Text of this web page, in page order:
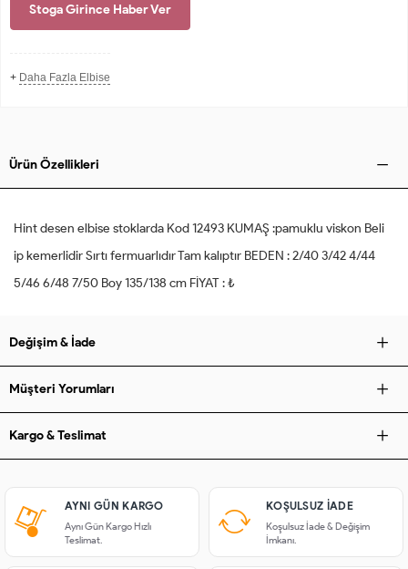
Stoga Girince Haber Ver
+ Daha Fazla Elbise
Ürün Özellikleri
Hint desen elbise stoklarda Kod 12493 KUMAŞ :pamuklu viskon Beli
ip kemerlidir Sırtı fermuarlıdır Tam kalıptır BEDEN : 2/40 3/42 4/44
5/46 6/48 7/50 Boy 135/138 cm FİYAT : ₺
Değişim & İade
Müşteri Yorumları
Kargo & Teslimat
AYNI GÜN KARGO
Aynı Gün Kargo Hızlı
Teslimat.
KOŞULSUZ IADE
Koşulsuz İade & Değişim
İmkanı.